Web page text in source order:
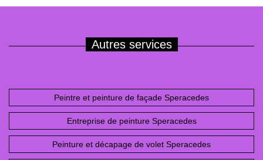
Autres services
Peintre et peinture de façade Speracedes
Entreprise de peinture Speracedes
Peinture et décapage de volet Speracedes